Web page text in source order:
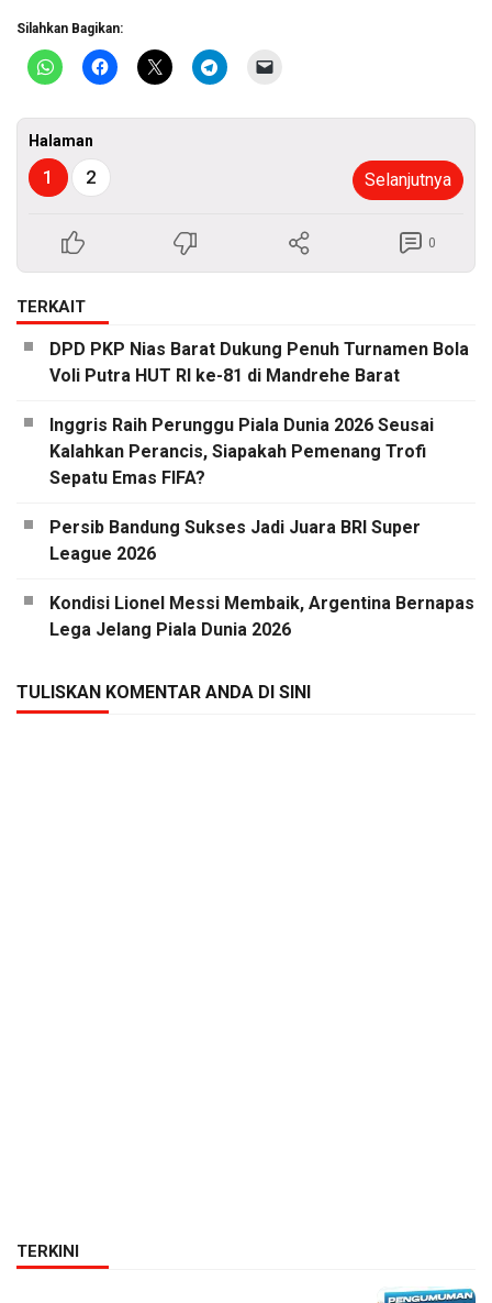
Silahkan Bagikan:
Halaman
1 2 Selanjutnya
0
TERKAIT
DPD PKP Nias Barat Dukung Penuh Turnamen Bola
Voli Putra HUT RI ke-81 di Mandrehe Barat
Inggris Raih Perunggu Piala Dunia 2026 Seusai
Kalahkan Perancis, Siapakah Pemenang Trofi
Sepatu Emas FIFA?
Persib Bandung Sukses Jadi Juara BRI Super
League 2026
Kondisi Lionel Messi Membaik, Argentina Bernapas
Lega Jelang Piala Dunia 2026
TULISKAN KOMENTAR ANDA DI SINI
TERKINI